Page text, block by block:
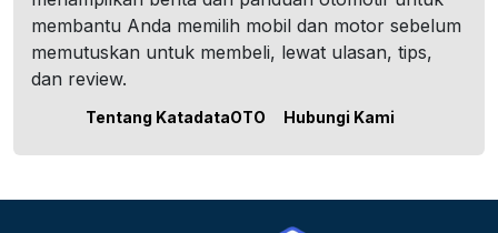
membantu Anda memilih mobil dan motor sebelum
memutuskan untuk membeli, lewat ulasan, tips,
dan review.
Tentang KatadataOTO Hubungi Kami